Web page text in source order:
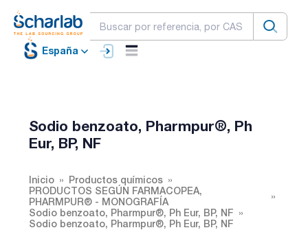
España
Sodio benzoato, Pharmpur®, Ph
Eur, BP, NF
Inicio
Productos químicos
PRODUCTOS SEGÚN FARMACOPEA,
PHARMPUR® - MONOGRAFÍA
Sodio benzoato, Pharmpur®, Ph Eur, BP, NF
Sodio benzoato, Pharmpur®, Ph Eur, BP, NF